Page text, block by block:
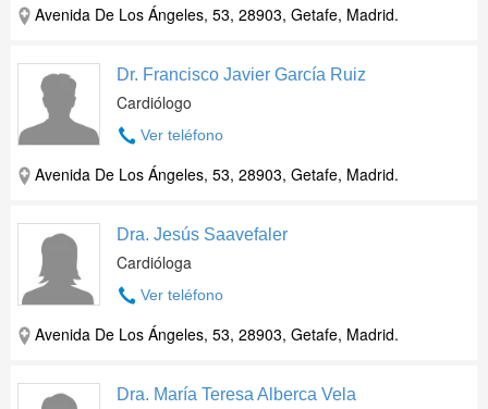
Avenida De Los Ángeles, 53, 28903, Getafe, Madrid.
Dr. Francisco Javier García Ruiz
Cardiólogo
Ver teléfono
Avenida De Los Ángeles, 53, 28903, Getafe, Madrid.
Dra. Jesús Saavefaler
Cardióloga
Ver teléfono
Avenida De Los Ángeles, 53, 28903, Getafe, Madrid.
Dra. María Teresa Alberca Vela